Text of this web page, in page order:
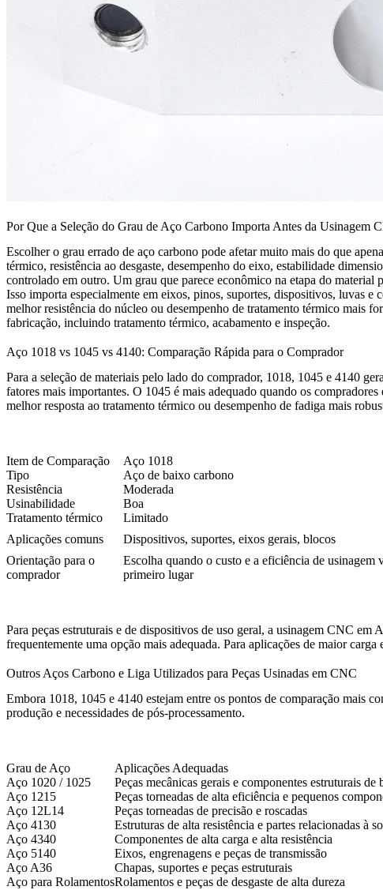
Por Que a Seleção do Grau de Aço Carbono Importa Antes da Usinagem
Escolher o grau errado de aço carbono pode afetar muito mais do que
térmico, resistência ao desgaste, desempenho do eixo, estabilidade
controlado em outro. Um grau que parece econômico na etapa do
Isso importa especialmente em eixos, pinos, suportes, dispositivos, luvas
melhor resistência do núcleo ou desempenho de tratamento térmico mais
fabricação, incluindo tratamento térmico, acabamento e inspeção.
Aço 1018 vs 1045 vs 4140: Comparação Rápida para o Comprador
Para a seleção de materiais pelo lado do comprador, 1018, 1045 e 4140
fatores mais importantes. O 1045 é mais adequado quando os
melhor resposta ao tratamento térmico ou desempenho de fadiga mais
Item de Comparação Aço 1018
Tipo
Aço de baixo carbono
Resistência
Moderada
Usinabilidade
Boa
Tratamento térmico
Limitado
Aplicações comuns
Dispositivos, suportes, eixos gerais, blocos
Orientação para o
comprador
Escolha quando o custo e a eficiência de usinagem
primeiro lugar
Para peças estruturais e de dispositivos de uso geral, a usinagem CNC em
frequentemente uma opção mais adequada. Para aplicações de maior carga
Outros Aços Carbono e Liga Utilizados para Peças Usinadas em CNC
Embora 1018, 1045 e 4140 estejam entre os pontos de comparação mais
produção e necessidades de pós-processamento.
Grau de Aço Aplicações Adequadas
Aço 1020 / 1025
Peças mecânicas gerais e componentes estruturais de
Aço 1215
Peças torneadas de alta eficiência e pequenos
Aço 12L14
Peças torneadas de precisão e roscadas
Aço 4130
Estruturas de alta resistência e partes relacionadas à
Aço 4340
Componentes de alta carga e alta resistência
Aço 5140
Eixos, engrenagens e peças de transmissão
Aço A36
Chapas, suportes e peças estruturais
Aço para RolamentosRolamentos e peças de desgaste de alta dureza